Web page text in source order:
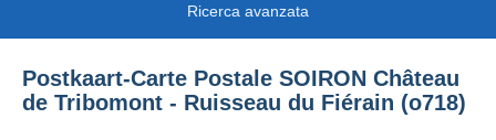
Ricerca avanzata
Postkaart-Carte Postale SOIRON Château
de Tribomont - Ruisseau du Fiérain (o718)